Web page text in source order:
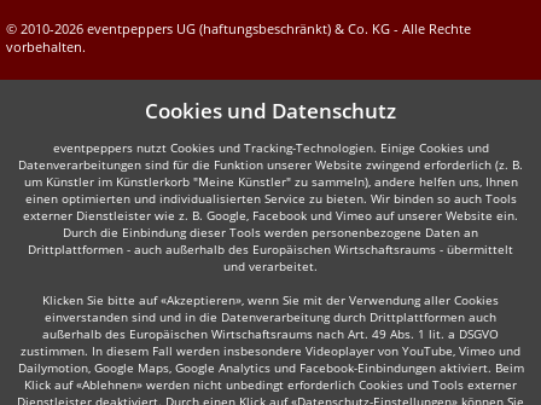
© 2010-2026 eventpeppers UG (haftungsbeschränkt) & Co. KG - Alle Rechte
vorbehalten.
Cookies und Datenschutz
eventpeppers nutzt Cookies und Tracking-Technologien. Einige Cookies und
Datenverarbeitungen sind für die Funktion unserer Website zwingend erforderlich (z. B.
um Künstler im Künstlerkorb "Meine Künstler" zu sammeln), andere helfen uns, Ihnen
einen optimierten und individualisierten Service zu bieten. Wir binden so auch Tools
externer Dienstleister wie z. B. Google, Facebook und Vimeo auf unserer Website ein.
Durch die Einbindung dieser Tools werden personenbezogene Daten an
Drittplattformen - auch außerhalb des Europäischen Wirtschaftsraums - übermittelt
und verarbeitet.
Klicken Sie bitte auf «Akzeptieren», wenn Sie mit der Verwendung aller Cookies
einverstanden sind und in die Datenverarbeitung durch Drittplattformen auch
außerhalb des Europäischen Wirtschaftsraums nach Art. 49 Abs. 1 lit. a DSGVO
zustimmen. In diesem Fall werden insbesondere Videoplayer von YouTube, Vimeo und
Dailymotion, Google Maps, Google Analytics und Facebook-Einbindungen aktiviert. Beim
Klick auf «Ablehnen» werden nicht unbedingt erforderlich Cookies und Tools externer
Dienstleister deaktiviert. Durch einen Klick auf «Datenschutz-Einstellungen» können Sie